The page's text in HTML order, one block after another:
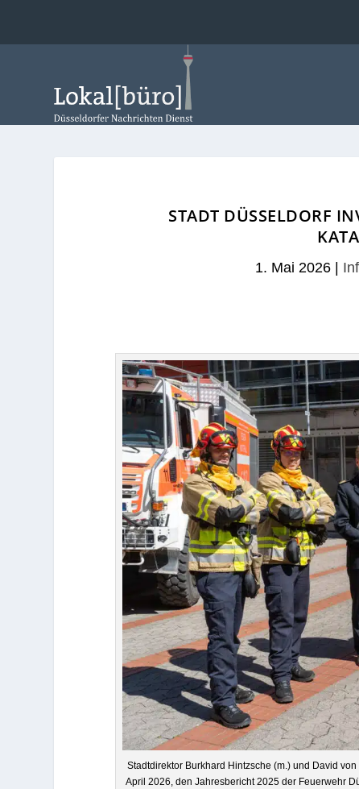
STADT DÜSSELDORF
1. Mai 2026
Stadt­di­rek­tor Burk­hard Hintzsche (m.) und David
April 2026, den Jah­res­be­richt 2025 der Feu­er­wehr